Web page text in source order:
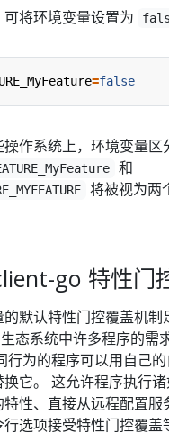
将环境变量设置为
=false
操作系统上，环境变量区
和
将被视为两
go 特性门
默认特性门控覆盖机制
态系统中许多程序的需
行为的程序可以用自己
它。 这允许程序执行
性、直接从远程配置服
选项接受特性门控覆盖